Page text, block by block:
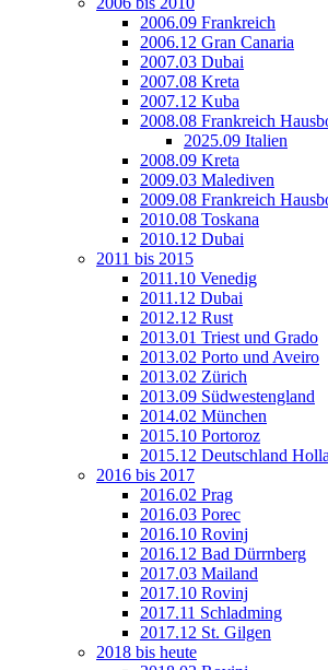
2006.09 Frankreich
2006.12 Gran Canaria
2007.03 Dubai
2007.08 Kreta
2007.12 Kuba
2008.08 Frankreich
2025.09 Italien
2008.09 Kreta
2009.03 Malediven
2009.08 Frankreich
2010.08 Toskana
2010.12 Dubai
2011 bis 2015
2011.10 Venedig
2011.12 Dubai
2012.12 Rust
2013.01 Triest und Grado
2013.02 Porto und Aveiro
2013.02 Zürich
2013.09 Südwestengland
2014.02 München
2015.10 Portoroz
2015.12 Deutschland
2016 bis 2017
2016.02 Prag
2016.03 Porec
2016.10 Rovinj
2016.12 Bad Dürrnberg
2017.03 Mailand
2017.10 Rovinj
2017.11 Schladming
2017.12 St. Gilgen
2018 bis heute